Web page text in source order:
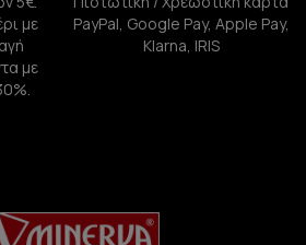
με
με
PayPal, Google Pay, Apple Pay,
Klarna, IRIS